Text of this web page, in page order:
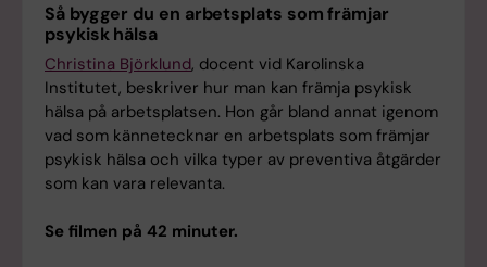
Så bygger du en arbetsplats som främjar
psykisk hälsa
Christina Björklund, docent vid Karolinska
Institutet, beskriver hur man kan främja psykisk
hälsa på arbetsplatsen. Hon går bland annat igenom
vad som kännetecknar en arbetsplats som främjar
psykisk hälsa och vilka typer av preventiva åtgärder
som kan vara relevanta.
Se filmen på 42 minuter.